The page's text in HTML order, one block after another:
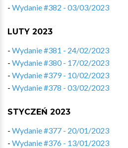
- Wydanie #382 - 03/03/2023
LUTY 2023
- Wydanie #381 - 24/02/2023
- Wydanie #380 - 17/02/2023
- Wydanie #379 - 10/02/2023
- Wydanie #378 - 03/02/2023
STYCZEŃ 2023
- Wydanie #377 - 20/01/2023
- Wydanie #376 - 13/01/2023